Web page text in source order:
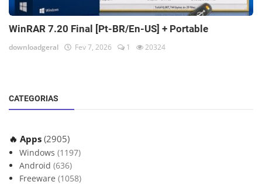
WinRAR 7.20 Final [Pt-BR/En-US] + Portable
downloadgeral Fev 7, 2026 1 20324
CATEGORIAS
🔥 Apps (2905)
Windows (1197)
Android (636)
Freeware (1058)